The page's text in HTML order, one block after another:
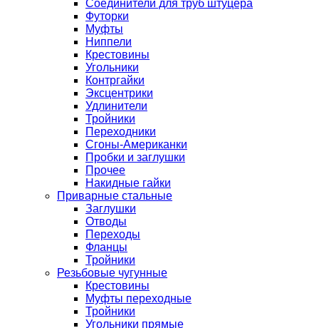
Соединители для труб штуцера
Футорки
Муфты
Ниппели
Крестовины
Угольники
Контргайки
Эксцентрики
Удлинители
Тройники
Переходники
Сгоны-Американки
Пробки и заглушки
Прочее
Накидные гайки
Приварные стальные
Заглушки
Отводы
Переходы
Фланцы
Тройники
Резьбовые чугунные
Крестовины
Муфты переходные
Тройники
Угольники прямые